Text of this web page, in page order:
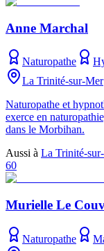
Anne Marchal
Naturopathe
La Trinité-sur-Mer
Naturopathe et
exerce en
dans le Morbihan.
Aussi à La Trinité-
60
Murielle Le
Naturopathe